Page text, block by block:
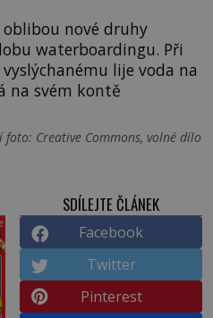
nové druhy
waterboardingu. Při
lije voda na
na svém kontě
Creative Commons, volné dílo
SDÍLEJTE ČLÁNEK
Facebook
Twitter
Pinterest